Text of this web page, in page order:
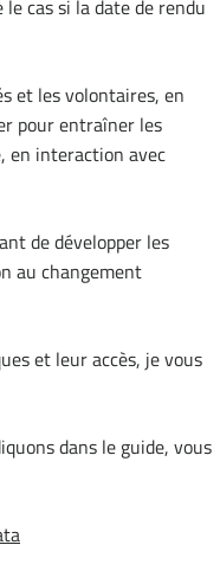
cas si la date de rendu
et les volontaires, en
pour entraîner les
en interaction avec
de développer les
au changement
et leur accès, je vous
dans le guide, vous